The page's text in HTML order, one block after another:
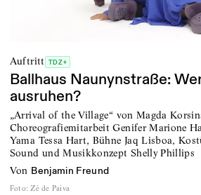
Auftritt TDZ+
Ballhaus Naunynstraße:
ausruhen?
„Arrival of the Village“ von Magda
Choreografiemitarbeit Genifer Marione
Yama Tessa Hart, Bühne Jaq Lisboa,
Sound und Musikkonzept Shelly Phillips
von Benjamin Freund
Foto: Zé de Paiva